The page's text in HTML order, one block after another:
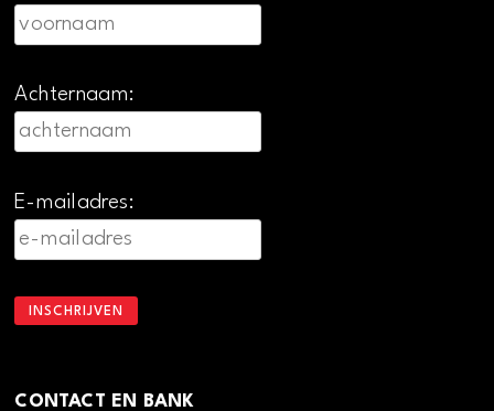
Achternaam:
E-mailadres:
CONTACT EN BANK